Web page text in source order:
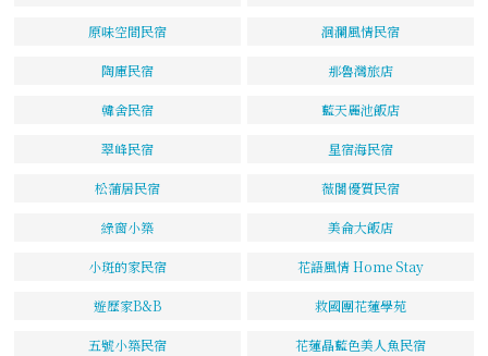
原味空間民宿 洄瀾風情民宿
陶庫民宿 那魯灣旅店
韓舍民宿 藍天麗池飯店
翠峰民宿 星宿海民宿
松蒲居民宿 薇閣優質民宿
綠窗小築 美侖大飯店
小斑的家民宿 花語風情 Home Stay
遊歷家B&B 救國團花蓮學苑
五號小築民宿 花蓮晶藍色美人魚民宿